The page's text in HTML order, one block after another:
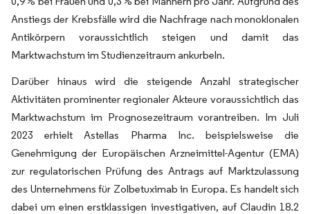
Anstiegs der Krebsfälle wird die Nachfrage nach monoklonalen
Antikörpern voraussichtlich steigen und damit das
Marktwachstum im Studienzeitraum ankurbeln.
Darüber hinaus wird die steigende Anzahl strategischer
Aktivitäten prominenter regionaler Akteure voraussichtlich das
Marktwachstum im Prognosezeitraum vorantreiben. Im Juli
2023 erhielt Astellas Pharma Inc. beispielsweise die
Genehmigung der Europäischen Arzneimittel-Agentur (EMA)
zur regulatorischen Prüfung des Antrags auf Marktzulassung
des Unternehmens für Zolbetuximab in Europa. Es handelt sich
dabei um einen erstklassigen investigativen, auf Claudin 18.2